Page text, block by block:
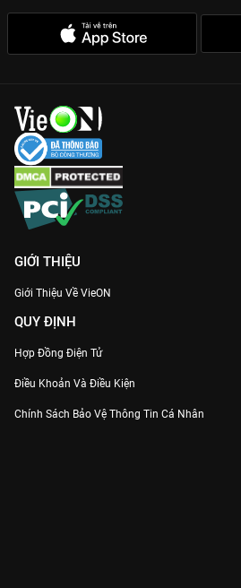
GIỚI THIỆU
Giới Thiệu Về VieON
QUY ĐỊNH
Hợp Đồng Điện Tử
Điều Khoản Và Điều Kiện
Chính Sách Bảo Vệ Thông Tin Cá Nhân